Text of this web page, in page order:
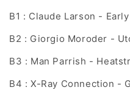
B1 : Claude Larson -
B2 : Giorgio Moroder -
B3 : Man Parrish -
B4 : X-Ray Connection -